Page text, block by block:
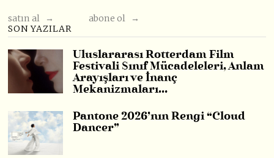
satın al →
abone ol →
SON YAZILAR
Uluslararası Rotterdam Film
Festivali Sınıf Mücadeleleri, Anlam
Arayışları ve İnanç
Mekanizmaları…
Pantone 2026’nın Rengi “Cloud
Dancer”